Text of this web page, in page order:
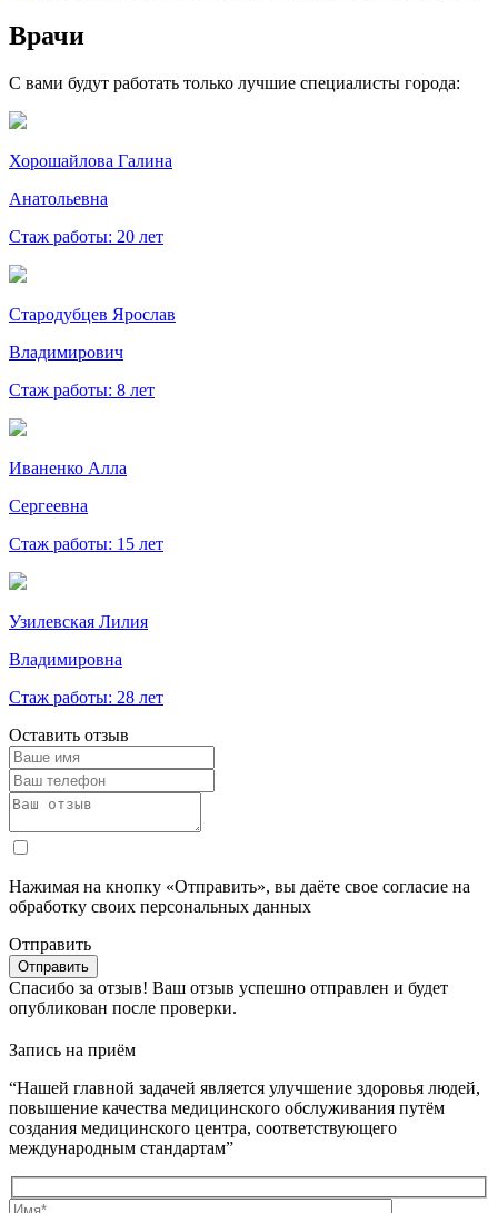
Врачи
С вами будут работать только лучшие специалисты города:
Хорошайлова Галина
Анатольевна
Стаж работы: 20 лет
Стародубцев Ярослав
Владимирович
Стаж работы: 8 лет
Иваненко Алла
Сергеевна
Стаж работы: 15 лет
Узилевская Лилия
Владимировна
Стаж работы: 28 лет
Оставить отзыв
Нажимая на кнопку «Отправить», вы даёте свое согласие на
обработку своих персональных данных
Отправить
Спасибо за отзыв! Ваш отзыв успешно отправлен и будет
опубликован после проверки.
Запись на приём
“Нашей главной задачей является улучшение здоровья людей,
повышение качества медицинского обслуживания путём
создания медицинского центра, соответствующего
международным стандартам”